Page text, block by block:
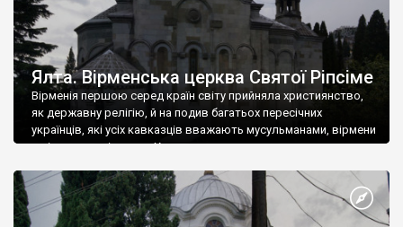
Ялта. Вірменська церква Святої Ріпсіме
Вірменія першою серед країн світу прийняла християнство,
як державну релігію, й на подив багатьох пересічних
українців, які усіх кавказців вважають мусульманами, вірмени
є відданими вірянами Христа